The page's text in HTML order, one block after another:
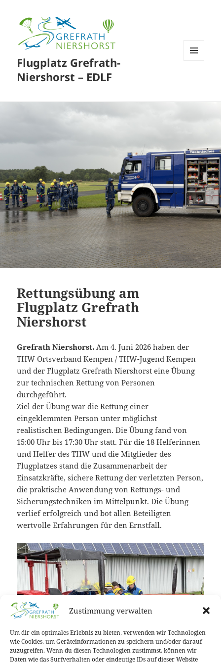
Zustimmung verwalten
Um dir ein optimales Erlebnis zu bieten, verwenden wir Technologien
wie Cookies, um Geräteinformationen zu speichern und/oder darauf
zuzugreifen. Wenn du diesen Technologien zustimmst, können wir
Daten wie das Surfverhalten oder eindeutige IDs auf dieser Website
Flugplatz Grefrath-
Niershorst – EDLF
Rettungsübung am
Flugplatz Grefrath
Niershorst
Grefrath Niershorst. Am 4. Juni 2026 haben der
THW Ortsverband Kempen / THW-Jugend Kempen
und der Flugplatz Grefrath Niershorst eine Übung
zur technischen Rettung von Personen
durchgeführt.
Ziel der Übung war die Rettung einer
eingeklemmten Person unter möglichst
realistischen Bedingungen. Die Übung fand von
15:00 Uhr bis 17:30 Uhr statt. Für die 18 Helferinnen
und Helfer des THW und die Mitglieder des
Flugplatzes stand die Zusammenarbeit der
Einsatzkräfte, sichere Rettung der verletzten Person,
die praktische Anwendung von Rettungs- und
Sicherungstechniken im Mittelpunkt. Die Übung
verlief erfolgreich und bot allen Beteiligten
wertvolle Erfahrungen für den Ernstfall.